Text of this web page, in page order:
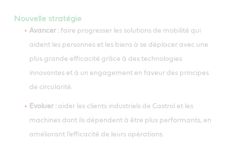
Nouvelle stratégie
Avancer : faire progresser les solutions de mobilité qui
aident les personnes et les biens à se déplacer avec une
plus grande efficacité grâce à des technologies
innovantes et à un engagement en faveur des principes
de circularité.
Evoluer : aider les clients industriels de Castrol et les
machines dont ils dépendent à être plus performants, en
améliorant l’efficacité de leurs opérations.